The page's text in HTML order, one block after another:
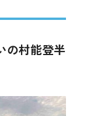
の村能登半